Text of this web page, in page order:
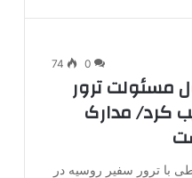
0
74
مسئولت ترور
کرد/ مدارک
با ترور سفیر روسیه در